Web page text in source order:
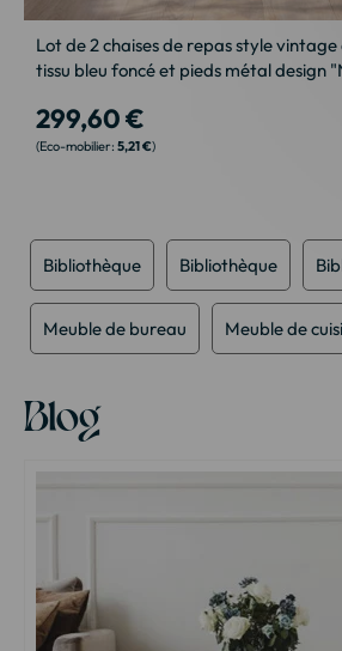
Lot de 2 chaises de repas style vintage
tissu bleu foncé et pieds métal design
299,60 €
5,21 €
Bibliothèque Bibliothèque
Meuble de bureau Meuble de
Blog